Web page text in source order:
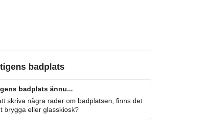
badplats
badplats ännu...
skriva några rader om badplatsen, finns det
brygga eller glasskiosk?